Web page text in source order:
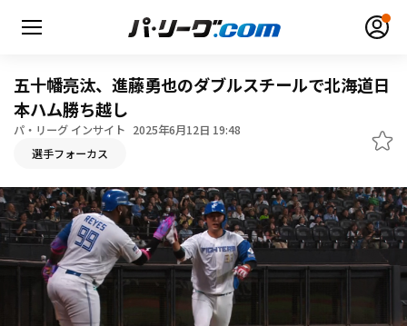
HOME
動画
日程・結果
五十幡亮汰、進藤勇也のダブルスチールで北海道日
本ハム勝ち越し
パ・リーグ インサイト 2025年6月12日 19:48
選手フォーカス